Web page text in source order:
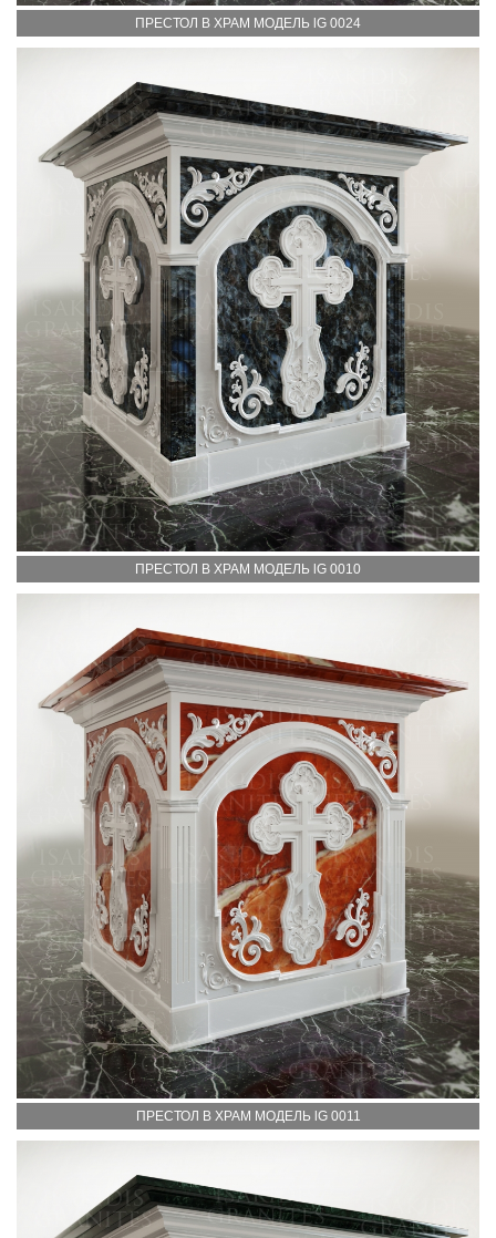
ПРЕСТОЛ В ХРАМ МОДЕЛЬ lG 0024
ПРЕСТОЛ В ХРАМ МОДЕЛЬ lG 0010
ПРЕСТОЛ В ХРАМ МОДЕЛЬ lG 0011